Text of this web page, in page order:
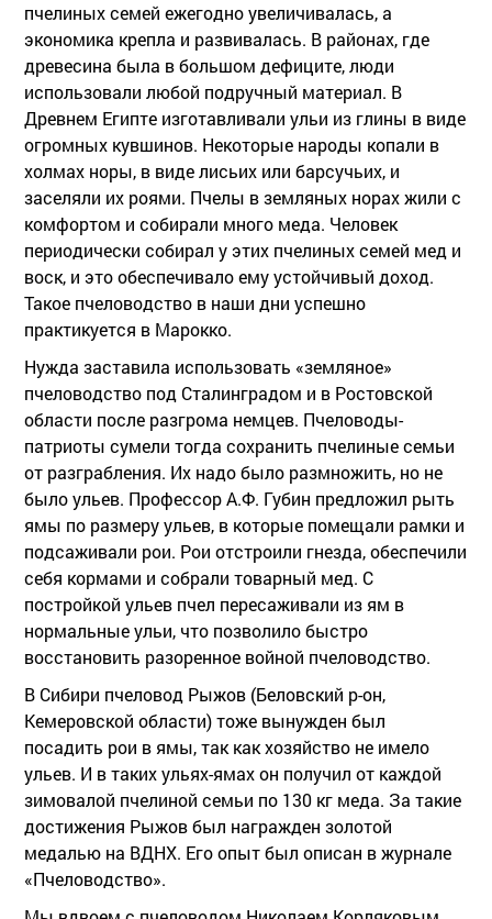
пчелиных семей ежегодно увеличивалась, а
экономика крепла и развивалась. В районах, где
древесина была в большом дефиците, люди
использовали любой подручный материал. В
Древнем Египте изготавливали ульи из глины в виде
огромных кувшинов. Некоторые народы копали в
холмах норы, в виде лисьих или барсучьих, и
заселяли их роями. Пчелы в земляных норах жили с
комфортом и собирали много меда. Человек
периодически собирал у этих пчелиных семей мед и
воск, и это обеспечивало ему устойчивый доход.
Такое пчеловодство в наши дни успешно
практикуется в Марокко.
Нужда заставила использовать «земляное»
пчеловодство под Сталинградом и в Ростовской
области после разгрома немцев. Пчеловоды-
патриоты сумели тогда сохранить пчелиные семьи
от разграбления. Их надо было размножить, но не
было ульев. Профессор А.Ф. Губин предложил рыть
ямы по размеру ульев, в которые помещали рамки и
подсаживали рои. Рои отстроили гнезда, обеспечили
себя кормами и собрали товарный мед. С
постройкой ульев пчел пересаживали из ям в
нормальные ульи, что позволило быстро
восстановить разоренное войной пчеловодство.
В Сибири пчеловод Рыжов (Беловский р-он,
Кемеровской области) тоже вынужден был
посадить рои в ямы, так как хозяйство не имело
ульев. И в таких ульях-ямах он получил от каждой
зимовалой пчелиной семьи по 130 кг меда. За такие
достижения Рыжов был награжден золотой
медалью на ВДНХ. Его опыт был описан в журнале
«Пчеловодство».